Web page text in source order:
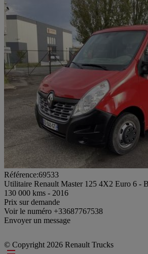
Référence:69533
Utilitaire Renault Master 125 4X2 Euro 6 -
130 000 kms - 2016
Prix sur demande
Voir le numéro +33687767538
Envoyer un message
© Copyright 2026 Renault Trucks